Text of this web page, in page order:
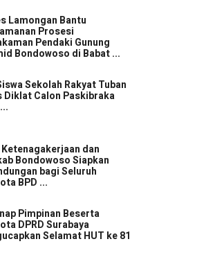
Lamongan Bantu
Prosesi
Pendaki Gunung
Bondowoso di Babat ...
Sekolah Rakyat Tuban
Diklat Calon Paskibraka
Ketenagakerjaan dan
Bondowoso Siapkan
bagi Seluruh
BPD ...
Pimpinan Beserta
DPRD Surabaya
Selamat HUT ke 81